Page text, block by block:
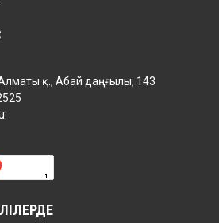
Алматы қ., Абай даңғылы, 143